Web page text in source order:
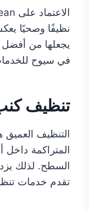
نظيفًا وصحيًا
يجعلها من
في سيوح
تنظيف
التنظيف
المتراكمة
السطح. لذلك
تقدم خدمات